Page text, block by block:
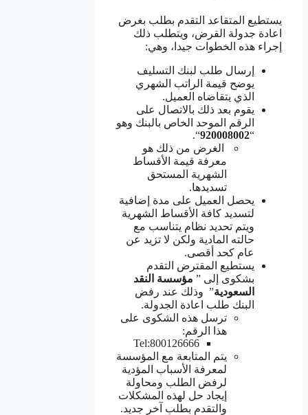
يستطيع المتقاعد التقدم بطلب بغرض
اعادة جدولة القرض، ويتطلب ذلك
إجراء هذه الخطوات جيدا، وهي:
إرسال طلب لبنك التسليف
يوضح قيمة الراتب الشهري
الذي يتقاضاه العميل.
يقوم بعد ذلك بالاتصال على
الرقم الموحد الخاص بالبنك وهو
“
920008002
“.
الغرض من ذلك هو
معرفة قيمة الأقساط
الشهرية المستحق
تسديدها.
يحصل العميل على مدة إضافية
لتسديد كافة الأقساط الشهرية
ويتم تحديد نظام يتناسب مع
حالته المادية ولكن لا تزيد عن
عام كحد أقصى.
يستطيع المقترض التقدم
بشكوى إلى ” مؤسسة النقد
السعودية” وذلك عند رفض
البنك طلب اعادة الجدولة.
ترسل هذه الشكوى على
هذا الرقم:
Tel:800126666
يتم المتابعة مع المؤسسة
لمعرفة الأسباب المؤدية
لرفض الطلب ومحاولة
إيجاد حل لهذه المشكلات
والتقدم بطلب آخر جديد.